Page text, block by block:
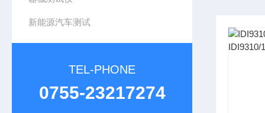
新能源汽车测试
TEL-PHONE
0755-23217274